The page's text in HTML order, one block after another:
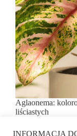
Aglaonema:
liściastych
INFORMACJA